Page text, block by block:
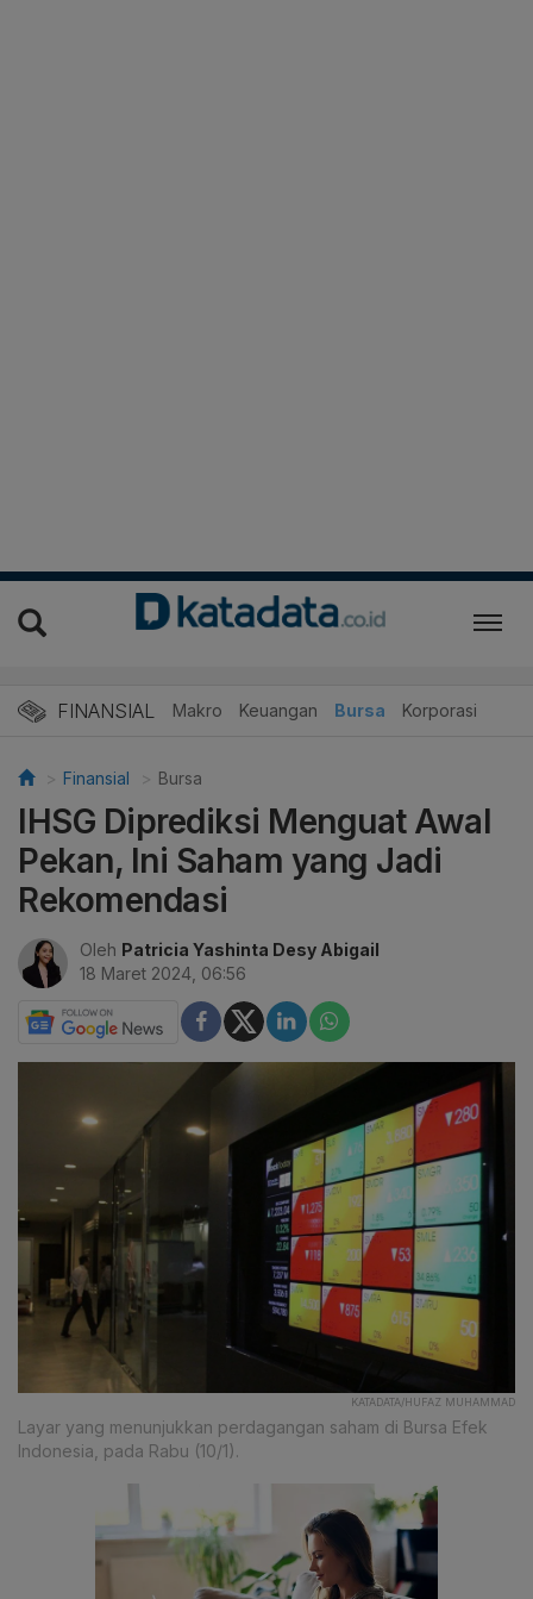
FINANSIAL Makro Keuangan Bursa Korporasi
Finansial Bursa
IHSG Diprediksi Menguat Awal
Pekan, Ini Saham yang Jadi
Rekomendasi
Oleh Patricia Yashinta Desy Abigail
18 Maret 2024, 06:56
KATADATA/HUFAZ MUHAMMAD
Layar yang menunjukkan perdagangan saham di Bursa Efek
Indonesia, pada Rabu (10/1).